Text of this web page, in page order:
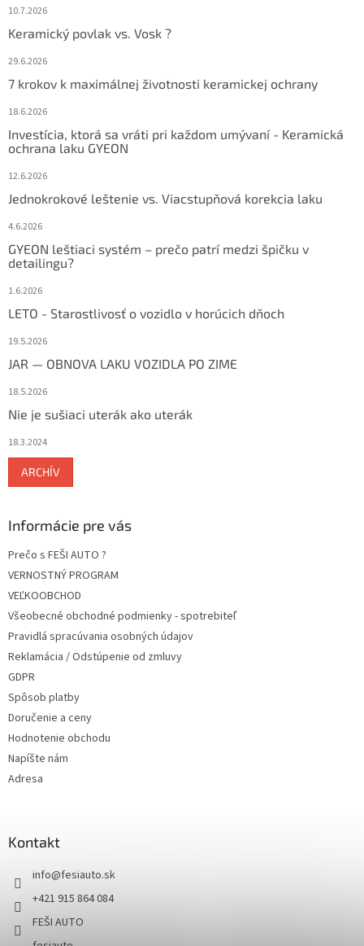
10.7.2026
Keramický povlak vs. Vosk ?
29.6.2026
7 krokov k maximálnej životnosti keramickej ochrany
18.6.2026
Investícia, ktorá sa vráti pri každom umývaní - Keramická
ochrana laku GYEON
12.6.2026
Jednokrokové leštenie vs. Viacstupňová korekcia laku
4.6.2026
GYEON leštiaci systém – prečo patrí medzi špičku v
detailingu?
1.6.2026
LETO - Starostlivosť o vozidlo v horúcich dňoch
19.5.2026
JAR — OBNOVA LAKU VOZIDLA PO ZIME
18.5.2026
Nie je sušiaci uterák ako uterák
18.3.2024
ARCHÍV
Informácie pre vás
Prečo s FEŠI AUTO ?
VERNOSTNÝ PROGRAM
VEĽKOOBCHOD
Všeobecné obchodné podmienky - spotrebiteľ
Pravidlá spracúvania osobných údajov
Reklamácia / Odstúpenie od zmluvy
GDPR
Spôsob platby
Doručenie a ceny
Hodnotenie obchodu
Napíšte nám
Adresa
Kontakt
info@fesiauto.sk
+421 915 864 084
FEŠI AUTO